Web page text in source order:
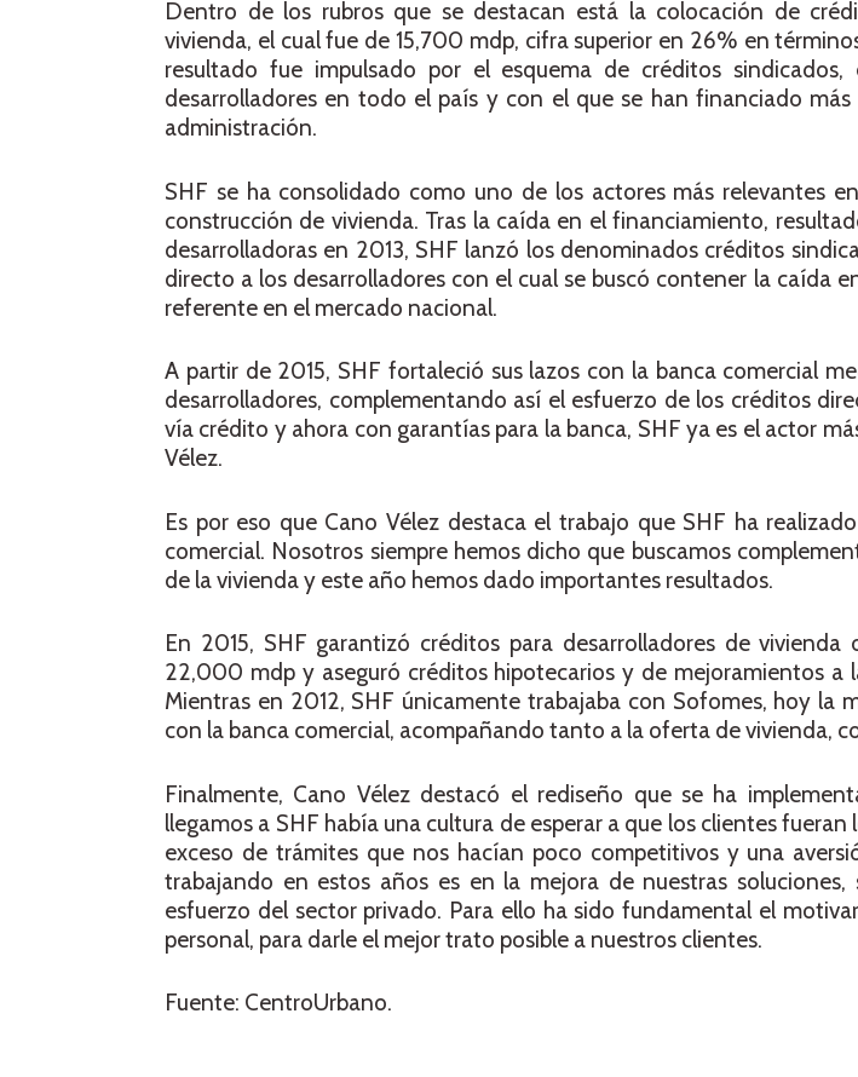
Dentro de los rubros que se destacan está la colocación de
vivienda, el cual fue de 15,700 mdp, cifra superior en 26% en
resultado fue impulsado por el esquema de créditos
desarrolladores en todo el país y con el que se han financiado
administración.
SHF se ha consolidado como uno de los actores más relevantes
construcción de vivienda. Tras la caída en el financiamiento,
desarrolladoras en 2013, SHF lanzó los denominados créditos
directo a los desarrolladores con el cual se buscó contener la caída
referente en el mercado nacional.
A partir de 2015, SHF fortaleció sus lazos con la banca comercial
desarrolladores, complementando así el esfuerzo de los créditos
vía crédito y ahora con garantías para la banca, SHF ya es el actor
Vélez.
Es por eso que Cano Vélez destaca el trabajo que SHF ha
comercial. Nosotros siempre hemos dicho que buscamos
de la vivienda y este año hemos dado importantes resultados.
En 2015, SHF garantizó créditos para desarrolladores de
22,000 mdp y aseguró créditos hipotecarios y de mejoramientos
Mientras en 2012, SHF únicamente trabajaba con Sofomes, hoy la
con la banca comercial, acompañando tanto a la oferta de vivienda,
Finalmente, Cano Vélez destacó el rediseño que se ha
llegamos a SHF había una cultura de esperar a que los clientes
exceso de trámites que nos hacían poco competitivos y una
trabajando en estos años es en la mejora de nuestras soluciones,
esfuerzo del sector privado. Para ello ha sido fundamental el
personal, para darle el mejor trato posible a nuestros clientes.
Fuente: CentroUrbano.